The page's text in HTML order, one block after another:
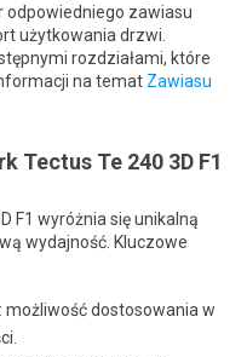
odpowiedniego zawiasu
użytkowania drzwi.
rozdziałami, które
na temat Zawiasu
Tectus Te 240 3D F1
F1 wyróżnia się unikalną
wydajność. Kluczowe
możliwość dostosowania w